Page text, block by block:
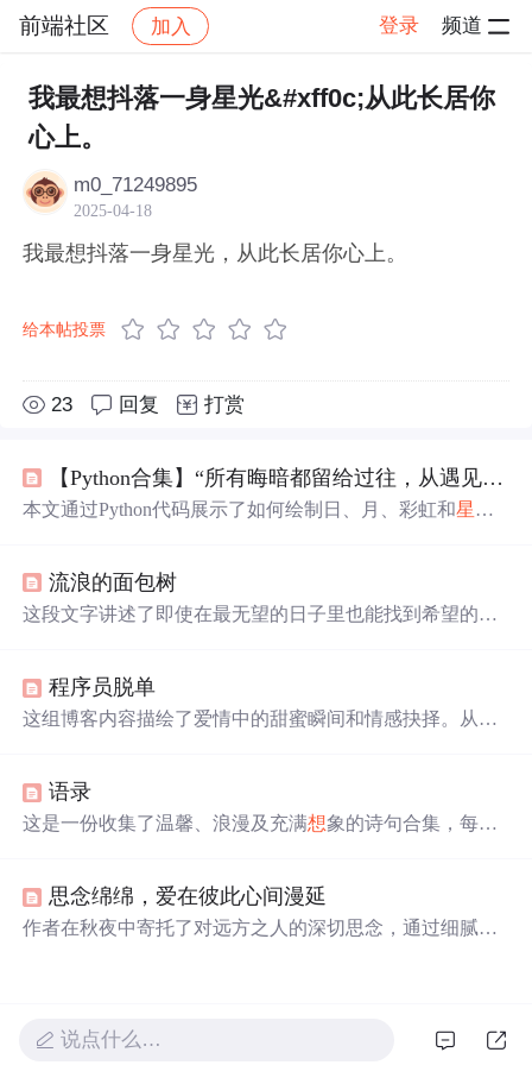
前端社区 加入 登录 频道
社区 前端社区 感慨 帖子详情
我最想抖落一身星光&#xff0c;从此长居你
心上。
m0_71249895
2025-04-18
我最想抖落一身星光，从此长居你心上。
给本帖投票
23 回复 打赏
【Python合集】“所有晦暗都留给过往，从遇见你开始，凛冬散尽，星河长明”（附四款源码）
本文通过Python代码展示了如何绘制日、月、彩虹和星光
的诗意句子，增添艺术气息。
流浪的面包树
这段文字讲述了即使在最无望的日子里也能找到希望的故
忆会让人感到孤独和迷茫。
程序员脱单
这组博客内容描绘了爱情中的甜蜜瞬间和情感抉择。从取
仪之人后，宏大理
坚定。这些温馨的表达展现了情感世界中细腻的心境变
语录
这是一份收集了温馨、浪漫及充满想象的诗句合集，每一
首小诗，让人沉醉。
思念绵绵，爱在彼此心间漫延
作者在秋夜中寄托了对远方之人的深切思念，通过细腻的
说点什么…